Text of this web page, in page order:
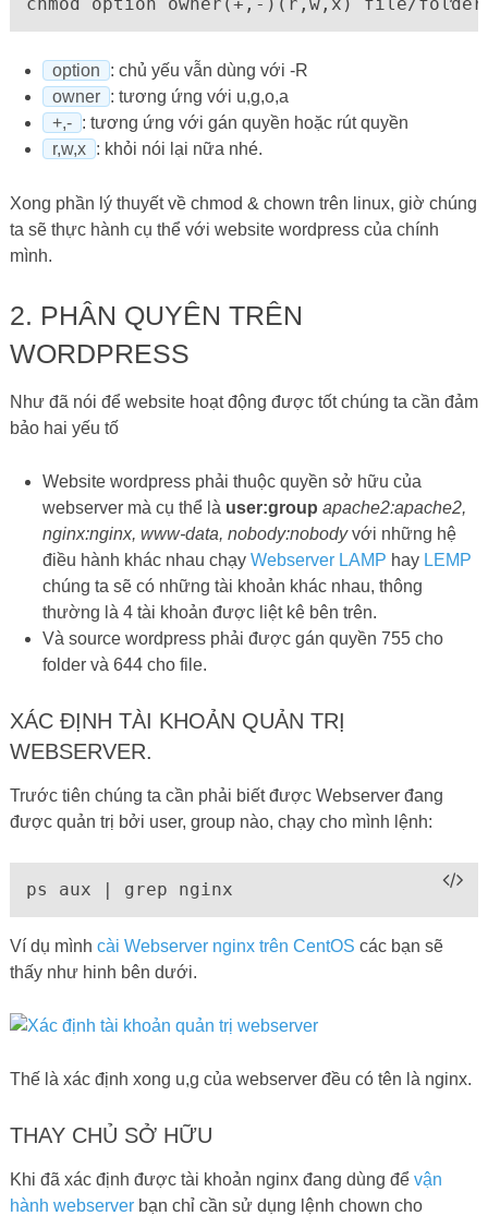
chmod option owner(+,-)(r,w,x) file/folder
option
: chủ yếu vẫn dùng với -R
owner : tương ứng với u,g,o,a
+,- : tương ứng với gán quyền hoặc rút quyền
r,w,x : khỏi nói lại nữa nhé.
Xong phần lý thuyết về chmod & chown trên linux, giờ chúng
ta sẽ thực hành cụ thể với website wordpress của chính
mình.
2. PHÂN QUYÊN TRÊN
WORDPRESS
Như đã nói để website hoạt động được tốt chúng ta cần đảm
bảo hai yếu tố
Website wordpress phải thuộc quyền sở hữu của
webserver mà cụ thể là user:group apache2:apache2,
nginx:nginx, www-data, nobody:nobodyvới những hệ
điều hành khác nhau chạyWebserver LAMP hay LEMP
chúng ta sẽ có những tài khoản khác nhau, thông
thường là 4 tài khoản được liệt kê bên trên.
Và source wordpress phải được gán quyền 755 cho
folder và 644 cho file.
XÁC ĐỊNH TÀI KHOẢN QUẢN TRỊ
WEBSERVER.
Trước tiên chúng ta cần phải biết được Webserver đang
được quản trị bởi user, group nào, chạy cho mình lệnh:
ps aux | grep nginx
Ví dụ mình cài Webserver nginx trên CentOS các bạn sẽ
thấy như hinh bên dưới.
Thế là xác định xong u,g của webserver đều có tên là nginx.
THAY CHỦ SỞ HỮU
Khi đã xác định được tài khoản nginx đang dùng để vận
hành webserverbạn chỉ cần sử dụng lệnh chown cho